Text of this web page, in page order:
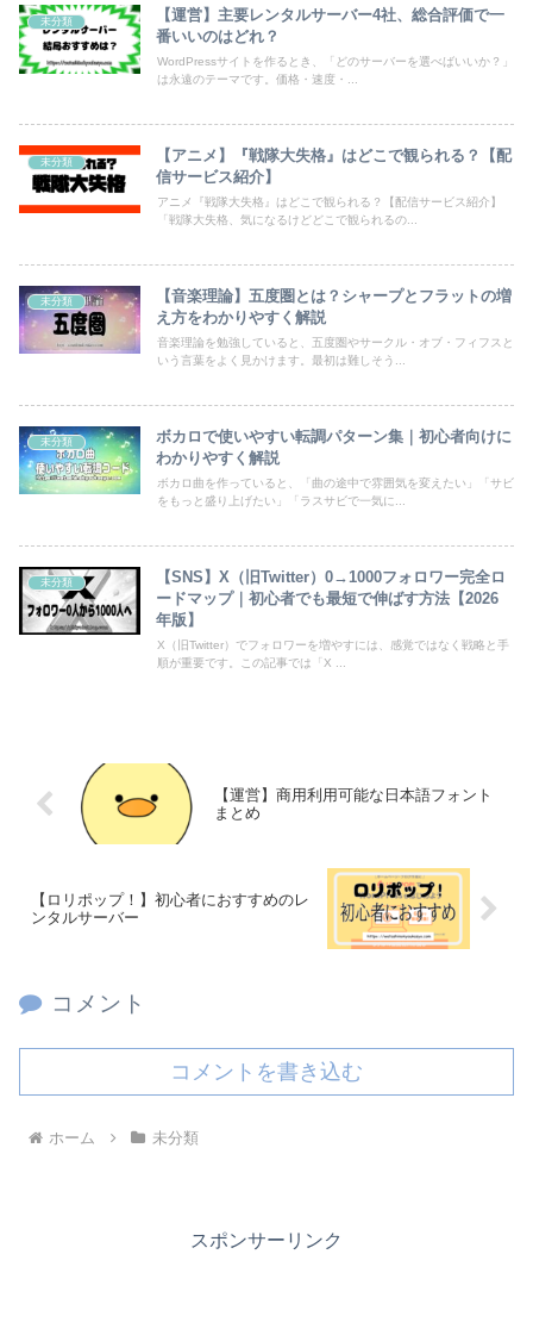
未分類
【運営】主要レンタルサーバー4社、総合評価で一
番いいのはどれ？
WordPressサイトを作るとき、「どのサーバーを選べばいいか？」
は永遠のテーマです。価格・速度・...
未分類
【アニメ】『戦隊大失格』はどこで観られる？【配
信サービス紹介】
アニメ『戦隊大失格』はどこで観られる？【配信サービス紹介】
「戦隊大失格、気になるけどどこで観られるの...
未分類
【音楽理論】五度圏とは？シャープとフラットの増
え方をわかりやすく解説
音楽理論を勉強していると、五度圏やサークル・オブ・フィフスと
いう言葉をよく見かけます。最初は難しそう...
未分類
ボカロで使いやすい転調パターン集｜初心者向けに
わかりやすく解説
ボカロ曲を作っていると、「曲の途中で雰囲気を変えたい」「サビ
をもっと盛り上げたい」「ラスサビで一気に...
未分類
【SNS】X（旧Twitter）0→1000フォロワー完全ロ
ードマップ｜初心者でも最短で伸ばす方法【2026
年版】
X（旧Twitter）でフォロワーを増やすには、感覚ではなく戦略と手
順が重要です。この記事では「X ...
【運営】商用利用可能な日本語フォント
まとめ
【ロリポップ！】初心者におすすめのレ
ンタルサーバー
コメント
コメントを書き込む
ホーム 未分類
スポンサーリンク